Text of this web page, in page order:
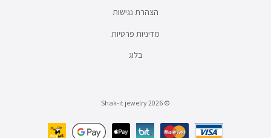
הצהרת נגישות
מדיניות פרטיות
בלוג
© Shak-it jewelry 2026